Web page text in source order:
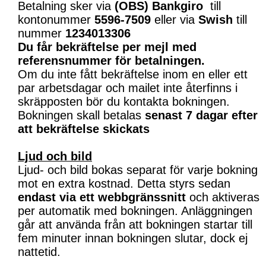
Betalning sker via (OBS) Bankgiro till
kontonummer 5596-7509 eller via Swish till
nummer 1234013306
Du får bekräftelse per mejl med
referensnummer för betalningen.
Om du inte fått bekräftelse inom en eller ett
par arbetsdagar och mailet inte återfinns i
skräpposten bör du kontakta bokningen.
Bokningen skall betalas senast 7 dagar efter
att bekräftelse skickats
Ljud och bild
Ljud- och bild bokas separat för varje bokning
mot en extra kostnad. Detta styrs sedan
endast via ett webbgränssnitt och aktiveras
per automatik med bokningen. Anläggningen
går att använda från att bokningen startar till
fem minuter innan bokningen slutar, dock ej
nattetid.